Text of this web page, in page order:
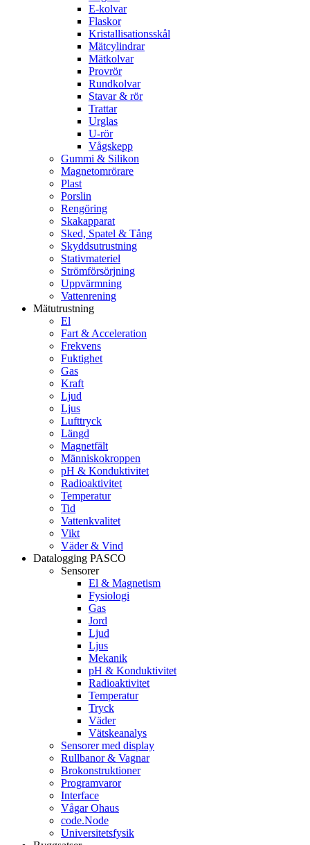
E-kolvar
Flaskor
Kristallisationsskål
Mätcylindrar
Mätkolvar
Provrör
Rundkolvar
Stavar & rör
Trattar
Urglas
U-rör
Vågskepp
Gummi & Silikon
Magnetomrörare
Plast
Porslin
Rengöring
Skakapparat
Sked, Spatel & Tång
Skyddsutrustning
Stativmateriel
Strömförsörjning
Uppvärmning
Vattenrening
Mätutrustning
El
Fart & Acceleration
Frekvens
Fuktighet
Gas
Kraft
Ljud
Ljus
Lufttryck
Längd
Magnetfält
Människokroppen
pH & Konduktivitet
Radioaktivitet
Temperatur
Tid
Vattenkvalitet
Vikt
Väder & Vind
Datalogging PASCO
Sensorer
El & Magnetism
Fysiologi
Gas
Jord
Ljud
Ljus
Mekanik
pH & Konduktivitet
Radioaktivitet
Temperatur
Tryck
Väder
Vätskeanalys
Sensorer med display
Rullbanor & Vagnar
Brokonstruktioner
Programvaror
Interface
Vågar Ohaus
code.Node
Universitetsfysik